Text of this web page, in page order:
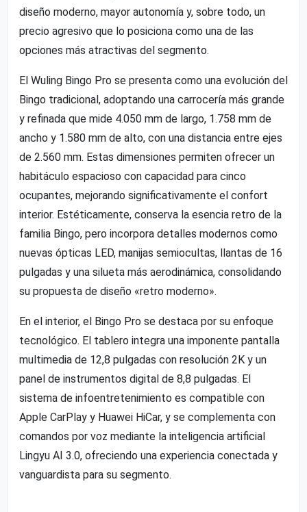
diseño moderno, mayor autonomía y, sobre todo, un
precio agresivo que lo posiciona como una de las
opciones más atractivas del segmento.
El Wuling Bingo Pro se presenta como una evolución del
Bingo tradicional, adoptando una carrocería más grande
y refinada que mide 4.050 mm de largo, 1.758 mm de
ancho y 1.580 mm de alto, con una distancia entre ejes
de 2.560 mm. Estas dimensiones permiten ofrecer un
habitáculo espacioso con capacidad para cinco
ocupantes, mejorando significativamente el confort
interior. Estéticamente, conserva la esencia retro de la
familia Bingo, pero incorpora detalles modernos como
nuevas ópticas LED, manijas semiocultas, llantas de 16
pulgadas y una silueta más aerodinámica, consolidando
su propuesta de diseño «retro moderno».
En el interior, el Bingo Pro se destaca por su enfoque
tecnológico. El tablero integra una imponente pantalla
multimedia de 12,8 pulgadas con resolución 2K y un
panel de instrumentos digital de 8,8 pulgadas. El
sistema de infoentretenimiento es compatible con
Apple CarPlay y Huawei HiCar, y se complementa con
comandos por voz mediante la inteligencia artificial
Lingyu AI 3.0, ofreciendo una experiencia conectada y
vanguardista para su segmento.